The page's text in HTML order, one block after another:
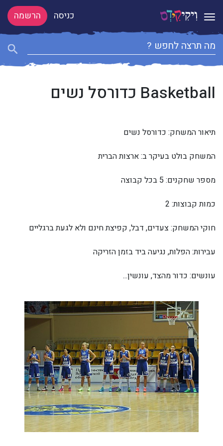
Toggle navigation כניסה הרשמה
Basketball כדורסל נשים
תיאור המשחק: כדורסל נשים
המשחק בולט בעיקר ב: ארצות הברית
מספר שחקנים: 5 בכל קבוצה
כמות קבוצות: 2
חוקי המשחק: צעדים, דבל, קפיצת חינם ולא לגעת ברגליים
עבירות: הפלות, נגיעה ביד בזמן הזריקה
עונשים: כדור מהצד, עונשין...